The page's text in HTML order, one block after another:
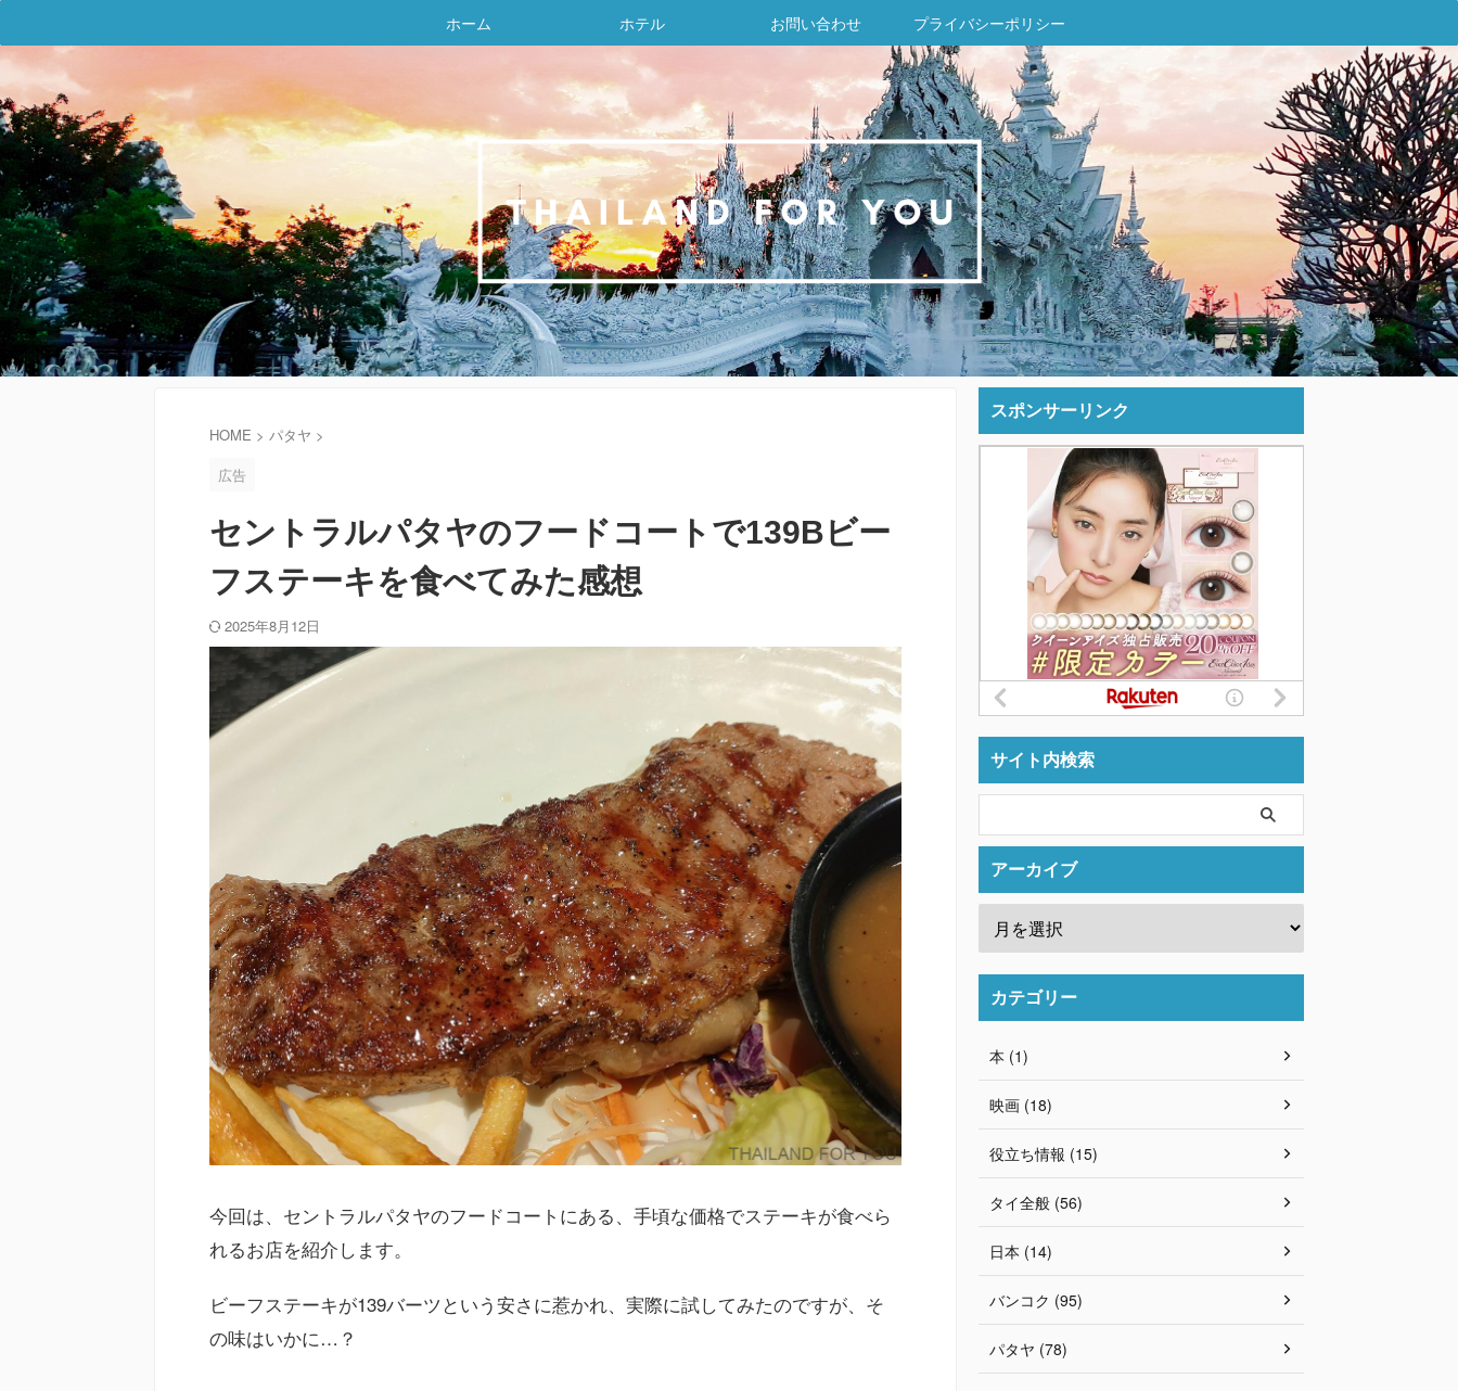
ホーム ホテル お問い合わせ プライバシーポリシー
HOME > パタヤ >
広告
セントラルパタヤのフードコートで139Bビー
フステーキを食べてみた感想
2025年8月12日
今回は、セントラルパタヤのフードコートにある、手頃な価格でステーキが食べら
れるお店を紹介します。
ビーフステーキが139バーツという安さに惹かれ、実際に試してみたのですが、そ
の味はいかに…？
スポンサーリンク
サイト内検索
アーカイブ
カテゴリー
本 (1)
映画 (18)
役立ち情報 (15)
タイ全般 (56)
日本 (14)
バンコク (95)
パタヤ (78)